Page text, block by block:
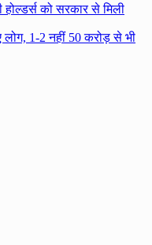
को सरकार से मिली
1-2 नहीं 50 करोड़ से भी